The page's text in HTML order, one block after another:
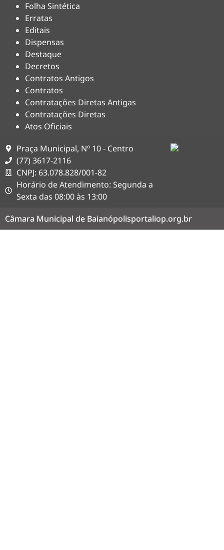
Folha Sintética
Erratas
Editais
Dispensas
Destaque
Decretos
Contratos Antigos
Contratos
Contratações Diretas Antigas
Contratações Diretas
Atos Oficiais
Praça Municipal, Nº 10 - Centro
(77) 3617-2116
CNPJ: 63.078.828/001-82
Horário de Atendimento: Segunda a
Sexta das 08:00 às 13:00
Câmara Municipal de Baianópolisportaliop.org.br